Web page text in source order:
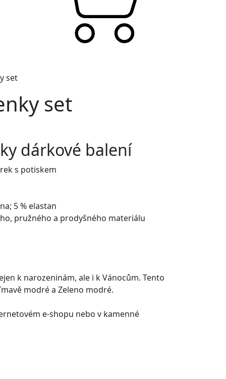
set
set
dárkové balení
s potiskem
5 % elastan
pružného a prodyšného materiálu
k narozeninám, ale i k Vánocům. Tento
modré a Zeleno modré.
e-shopu nebo v kamenné